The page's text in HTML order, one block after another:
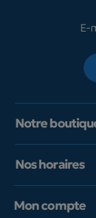
E-
Notre
Nos horaires
Mon compte